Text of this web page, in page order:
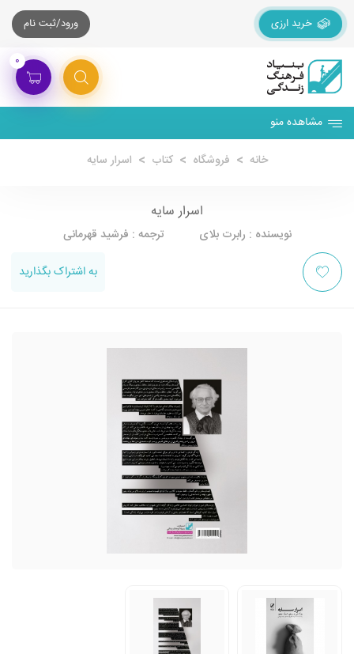
خرید ارزی ورود/ثبت نام
۰
مشاهده منو
خانه فروشگاه کتاب اسرار سایه
اسرار سایه
نویسنده : رابرت بلای ترجمه : فرشید قهرمانی
به اشتراک بگذارید